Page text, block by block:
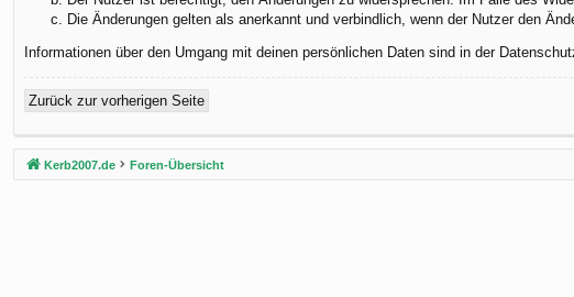
Die Änderungen gelten als anerkannt und verbindlich, wenn der Nutzer den
Informationen über den Umgang mit deinen persönlichen Daten sind in der
Zurück zur vorherigen Seite
Kerb2007.de Foren-Übersicht